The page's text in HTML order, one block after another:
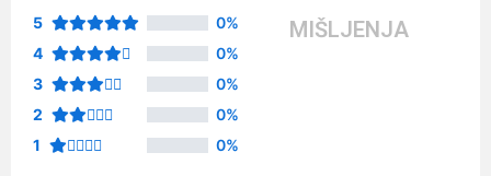
5
0%
4
0%
3
0%
2
0%
1
0%
MIŠLJENJA